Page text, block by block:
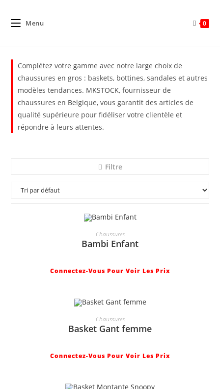
Menu 0
Complétez votre gamme avec notre large choix de
chaussures en gros : baskets, bottines, sandales et autres
modèles tendances. MKSTOCK, fournisseur de
chaussures en Belgique, vous garantit des articles de
qualité supérieure pour fidéliser votre clientèle et
répondre à leurs attentes.
Filtre
Chaussures
Bambi Enfant
Connectez-Vous Pour Voir Les Prix
Chaussures
Basket Gant femme
Connectez-Vous Pour Voir Les Prix